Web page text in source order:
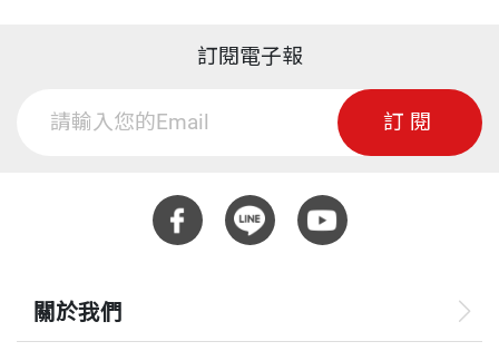
訂閱電子報
訂閱
關於我們